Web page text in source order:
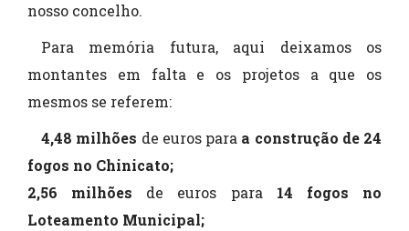
nosso concelho.
Para memória futura, aqui deixamos os
montantes em falta e os projetos a que os
mesmos se referem:
4,48 milhões de euros para a construção de 24
fogos no Chinicato;
2,56 milhões de euros para 14 fogos no
Loteamento Municipal;